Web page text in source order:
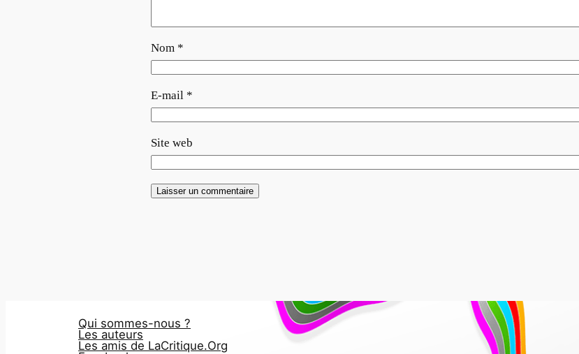
Nom *
E-mail *
Site web
Qui sommes-nous ?
Les auteurs
Les amis de LaCritique.Org